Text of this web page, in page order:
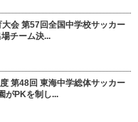
会 第57回全国中学校サッカー
チーム決...
第48回 東海中学総体サッカー
がPKを制し...